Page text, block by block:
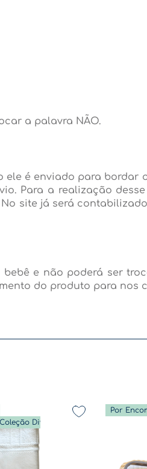
a palavra NÃO.
é enviado para bordar
Para a realização
site já será
e não poderá ser
do produto para nos
Por